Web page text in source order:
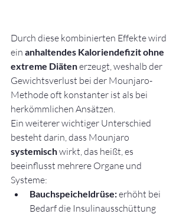
Durch diese kombinierten Effekte wird
ein anhaltendes Kaloriendefizit ohne
extreme Diäten erzeugt, weshalb der
Gewichtsverlust bei der Mounjaro-
Methode oft konstanter ist als bei
herkömmlichen Ansätzen.
Ein weiterer wichtiger Unterschied
besteht darin, dass Mounjaro
systemisch wirkt, das heißt, es
beeinflusst mehrere Organe und
Systeme:
Bauchspeicheldrüse: erhöht bei
Bedarf die Insulinausschüttung